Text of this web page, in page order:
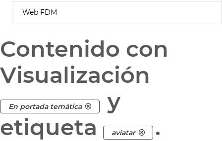
Web FDM
Contenido con
Visualización
En portada temática
y
etiqueta
aviatar .